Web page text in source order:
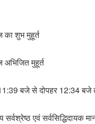
शुभ मुहूर्त
अभिजित मुहूर्त
बजे से दोपहर 12:34
एवं सर्वसिद्धिदायक